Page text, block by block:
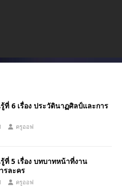
ที่ 6 เรื่อง ประวัตินาฏศิลป์และการ
ครูออฟ
ที่ 5 เรื่อง บทบาทหน้าที่งาน
รละคร
ครูออฟ